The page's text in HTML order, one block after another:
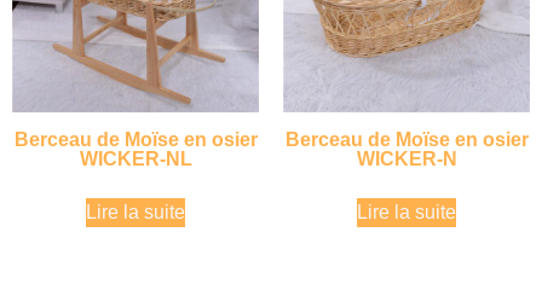
Berceau de Moïse en osier
WICKER-NL
Lire la suite
Berceau de Moïse en osier
WICKER-N
Lire la suite